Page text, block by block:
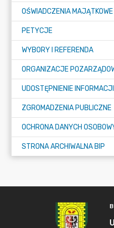
OŚWIADCZENIA MAJĄTKOWE
PETYCJE
WYBORY I REFERENDA
ORGANIZACJE
ZGROMADZENIA PUBLICZNE
OCHRONA DANYCH
STRONA ARCHIWALNA BIP